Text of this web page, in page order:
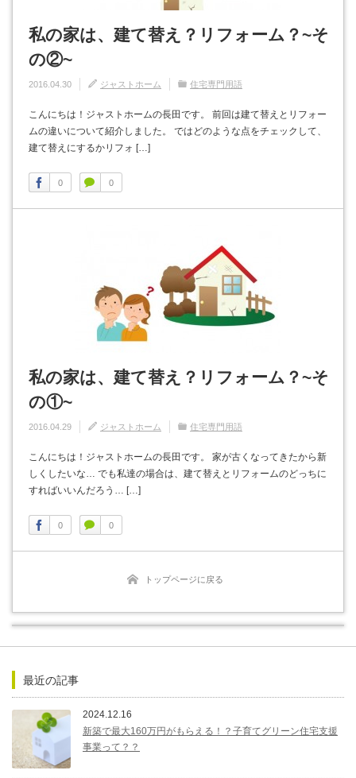
私の家は、建て替え？リフォーム？~そ
の②~
2016.04.30 ジャストホーム 住宅専門用語
こんにちは！ジャストホームの長田です。 前回は建て替えとリフォー
ムの違いについて紹介しました。 ではどのような点をチェックして、
建て替えにするかリフォ […]
0 0
私の家は、建て替え？リフォーム？~そ
の①~
2016.04.29 ジャストホーム 住宅専門用語
こんにちは！ジャストホームの長田です。 家が古くなってきたから新
しくしたいな… でも私達の場合は、建て替えとリフォームのどっちに
すればいいんだろう… […]
0 0
トップページに戻る
最近の記事
2024.12.16
新築で最大160万円がもらえる！？子育てグリーン住宅支援
事業って？？